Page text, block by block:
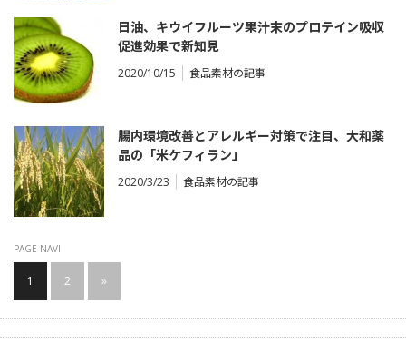
日油、キウイフルーツ果汁末のプロテイン吸収
促進効果で新知見
2020/10/15 食品素材の記事
腸内環境改善とアレルギー対策で注目、大和薬
品の「米ケフィラン」
2020/3/23 食品素材の記事
PAGE NAVI
1 2 »